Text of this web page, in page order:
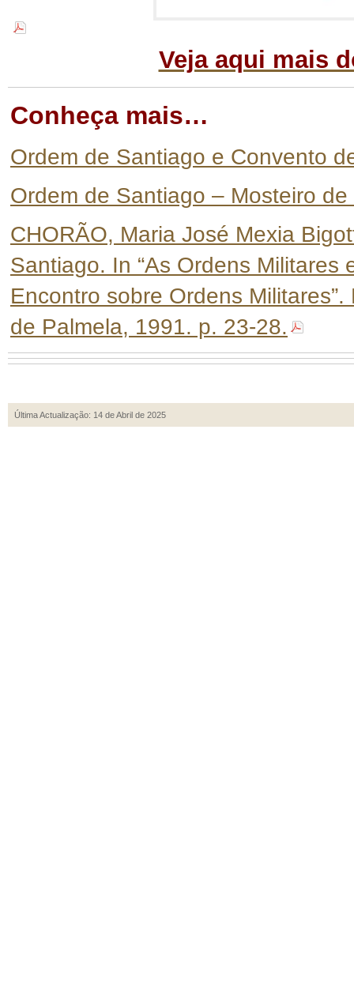
Veja aqui mais
Conheça mais…
Ordem de Santiago e Convento
Ordem de Santiago – Mosteiro
CHORÃO, Maria José Mexia
Santiago. In “As Ordens Militares
Encontro sobre Ordens
de Palmela, 1991. p. 23-28.
Última Actualização: 14 de Abril de 2025